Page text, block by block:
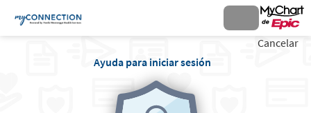
Ayuda para iniciar sesión
Cancelar